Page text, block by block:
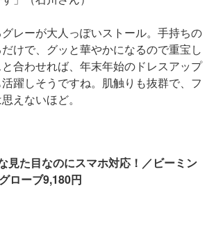
レーが大人っぽいストール。手持ちの
けで、グッと華やかになるので重宝し
合わせれば、年末年始のドレスアップ
躍しそうですね。肌触りも抜群で、フ
えないほど。
見た目なのにスマホ対応！／ビーミン
ローブ9,180円